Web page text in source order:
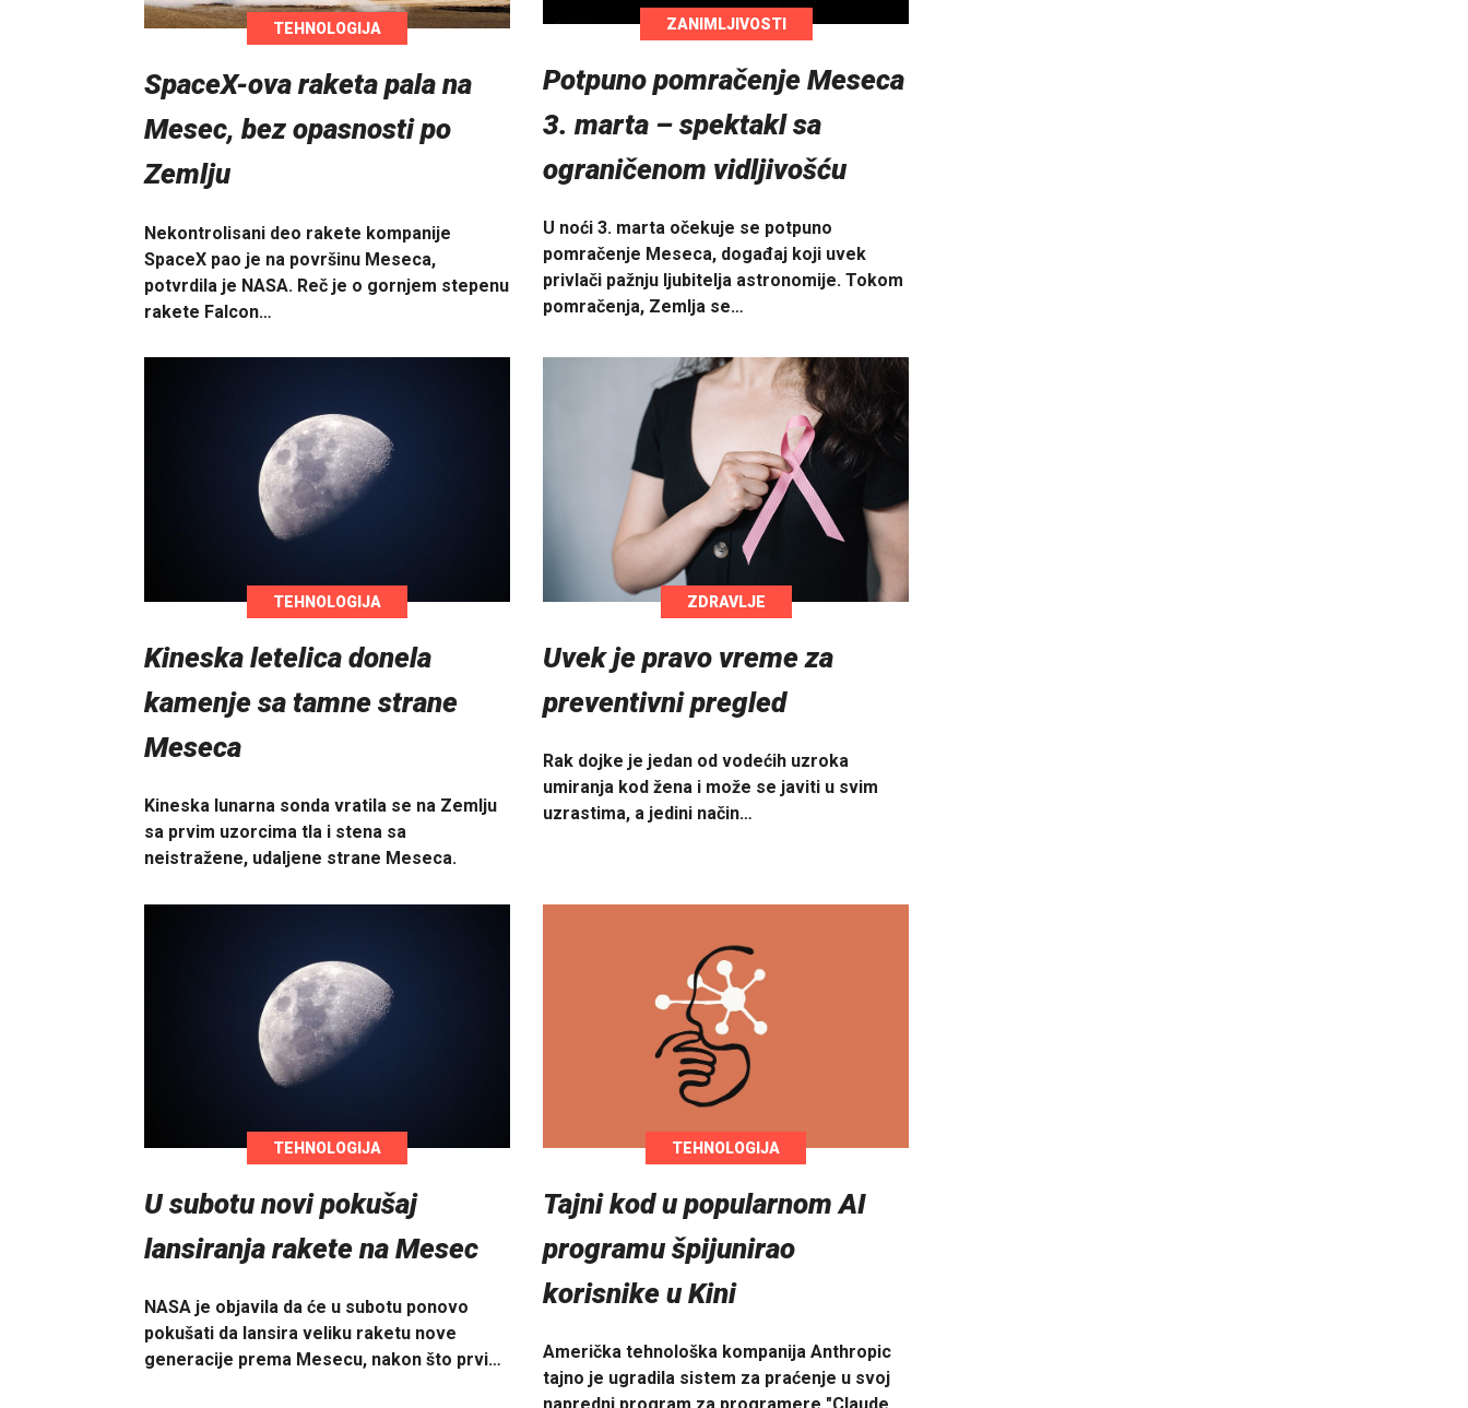
TEHNOLOGIJA
SpaceX-ova raketa pala na
Mesec, bez opasnosti po
Zemlju
Nekontrolisani deo rakete kompanije
SpaceX pao je na površinu Meseca,
potvrdila je NASA. Reč je o gornjem stepenu
rakete Falcon…
ZANIMLJIVOSTI
Potpuno pomračenje Meseca
3. marta – spektakl sa
ograničenom vidljivošću
U noći 3. marta očekuje se potpuno
pomračenje Meseca, događaj koji uvek
privlači pažnju ljubitelja astronomije. Tokom
pomračenja, Zemlja se…
TEHNOLOGIJA
Kineska letelica donela
kamenje sa tamne strane
Meseca
Kineska lunarna sonda vratila se na Zemlju
sa prvim uzorcima tla i stena sa
neistražene, udaljene strane Meseca.
ZDRAVLJE
Uvek je pravo vreme za
preventivni pregled
Rak dojke je jedan od vodećih uzroka
umiranja kod žena i može se javiti u svim
uzrastima, a jedini način…
TEHNOLOGIJA
U subotu novi pokušaj
lansiranja rakete na Mesec
NASA je objavila da će u subotu ponovo
pokušati da lansira veliku raketu nove
generacije prema Mesecu, nakon što prvi…
TEHNOLOGIJA
Tajni kod u popularnom AI
programu špijunirao
korisnike u Kini
Američka tehnološka kompanija Anthropic
tajno je ugradila sistem za praćenje u svoj